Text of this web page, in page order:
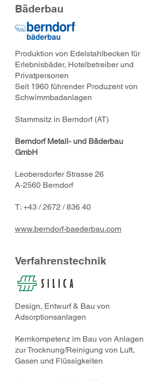
Bäderbau
Produktion von Edelstahlbecken für
Erlebnisbäder, Hotelbetreiber und
Privatpersonen
Seit 1960 führender Produzent von
Schwimmbadanlagen
Stammsitz in Berndorf (AT)
Berndorf Metall- und Bäderbau
GmbH
Leobersdorfer Strasse 26
A-2560 Berndorf
T: +43 / 2672 / 836 40
www.berndorf-baederbau.com
Verfahrenstechnik
Design, Entwurf & Bau von
Adsorptionsanlagen
Kernkompetenz im Bau von Anlagen
zur Trocknung/Reinigung von Luft,
Gasen und Flüssigkeiten